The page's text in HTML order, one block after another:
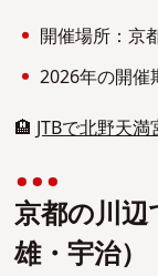
開催場所：京
2026年の開催
🏨JTBで北野天
京都の川
雄・宇治）